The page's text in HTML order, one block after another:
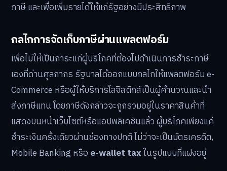
ภาษี และเพื่อเพิ่มรายได้ให้แก่รัฐอย่างมีประสิทธิภาพ
กลไกการจัดเก็บภาษีผ่านแพลตฟอร์ม
เพื่อไม่ให้เป็นภาระแก่ผู้บริโภคที่ต้องไปดำเนินการชำระภาษี
เองที่ด่านศุลกากร รัฐบาลได้ออกแบบกลไกให้แพลตฟอร์ม e-
Commerce หรือผู้ให้บริการโลจิสติกส์เป็นผู้คำนวณและนำ
ส่งภาษีแทน โดยภาษีดังกล่าวจะถูกรวมอยู่ในราคาสินค้าที่
แสดงบนหน้าเว็บไซต์หรือแอปพลิเคชันแล้ว ผู้บริโภคเพียงแค่
ชำระเงินครั้งเดียวผ่านช่องทางปกติ ไม่ว่าจะเป็นบัตรเครดิต,
Mobile Banking หรือ e-wallet taxในรูปแบบที่แฝงอยู่